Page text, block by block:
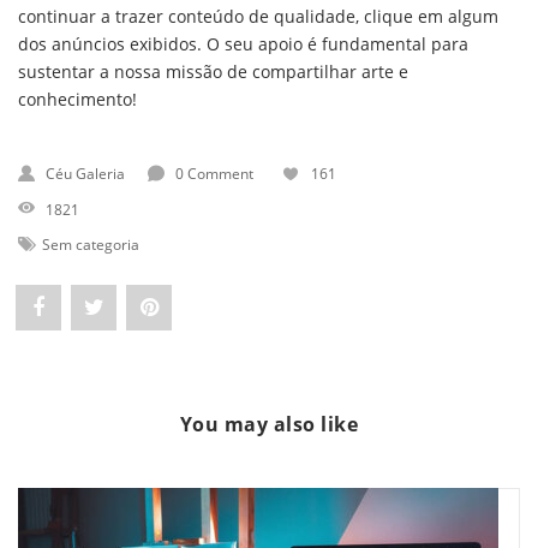
continuar a trazer conteúdo de qualidade, clique em algum
dos anúncios exibidos. O seu apoio é fundamental para
sustentar a nossa missão de compartilhar arte e
conhecimento!
Céu Galeria 0 Comment
161
1821
Sem categoria
Share
suas
contribuições
Post
Celebrando
Pin
suas
contribuições
You may also like